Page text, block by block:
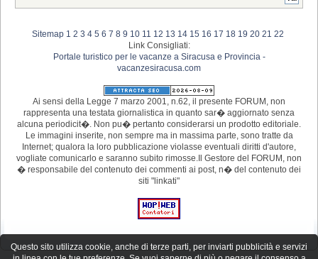
Sitemap 1 2 3 4 5 6 7 8 9 10 11 12 13 14 15 16 17 18 19 20 21 22
Link Consigliati:
Portale turistico per le vacanze a Siracusa e Provincia -
vacanzesiracusa.com
Ai sensi della Legge 7 marzo 2001, n.62, il presente FORUM, non
rappresenta una testata giornalistica in quanto sar� aggiornato senza
alcuna periodicit�. Non pu� pertanto considerarsi un prodotto editoriale.
Le immagini inserite, non sempre ma in massima parte, sono tratte da
Internet; qualora la loro pubblicazione violasse eventuali diritti d'autore,
vogliate comunicarlo e saranno subito rimosse.Il Gestore del FORUM, non
� responsabile del contenuto dei commenti ai post, n� del contenuto dei
siti "linkati"
Questo sito utilizza cookie, anche di terze parti, per inviarti pubblicità e servizi